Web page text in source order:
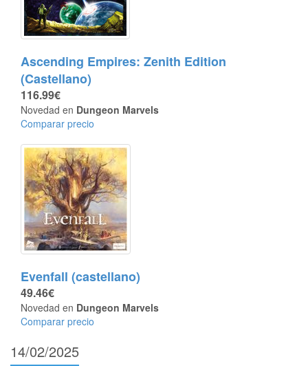
Ascending Empires: Zenith Edition
(Castellano)
116.99€
Novedad en Dungeon Marvels
Comparar precio
Evenfall (castellano)
49.46€
Novedad en Dungeon Marvels
Comparar precio
14/02/2025